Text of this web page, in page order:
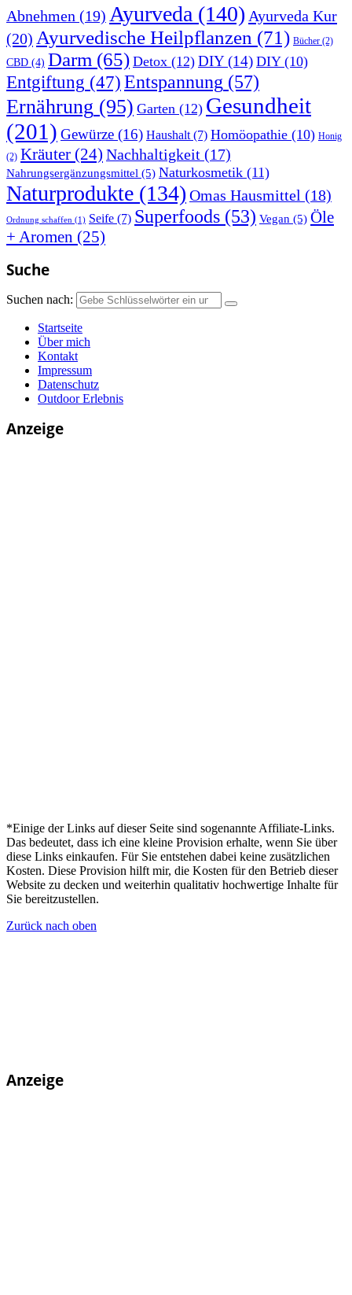
Abnehmen (19) Ayurveda (140) Ayurveda Kur
(20) Ayurvedische Heilpflanzen (71) Bücher (2)
CBD (4) Darm (65) Detox (12) DIY(14) DIY(10)
Entgiftung (47)Entspannung (57)
Ernährung (95) Garten (12) Gesundheit
(201) Gewürze (16) Haushalt(7) Homöopathie (10) Honig
(2) Kräuter (24) Nachhaltigkeit (17)
Nahrungsergänzungsmittel (5) Naturkosmetik (11)
Naturprodukte (134) Omas Hausmittel (18)
Ordnung schaffen (1) Seife (7) Superfoods (53) Vegan (5) Öle
+ Aromen (25)
Suche
Suchen nach:
Startseite
Über mich
Kontakt
Impressum
Datenschutz
Outdoor Erlebnis
Anzeige
*Einige der Links auf dieser Seite sind sogenannte Affiliate-Links.
Das bedeutet, dass ich eine kleine Provision erhalte, wenn Sie über
diese Links einkaufen. Für Sie entstehen dabei keine zusätzlichen
Kosten. Diese Provision hilft mir, die Kosten für den Betrieb dieser
Website zu decken und weiterhin qualitativ hochwertige Inhalte für
Sie bereitzustellen.
Zurück nach oben
Anzeige